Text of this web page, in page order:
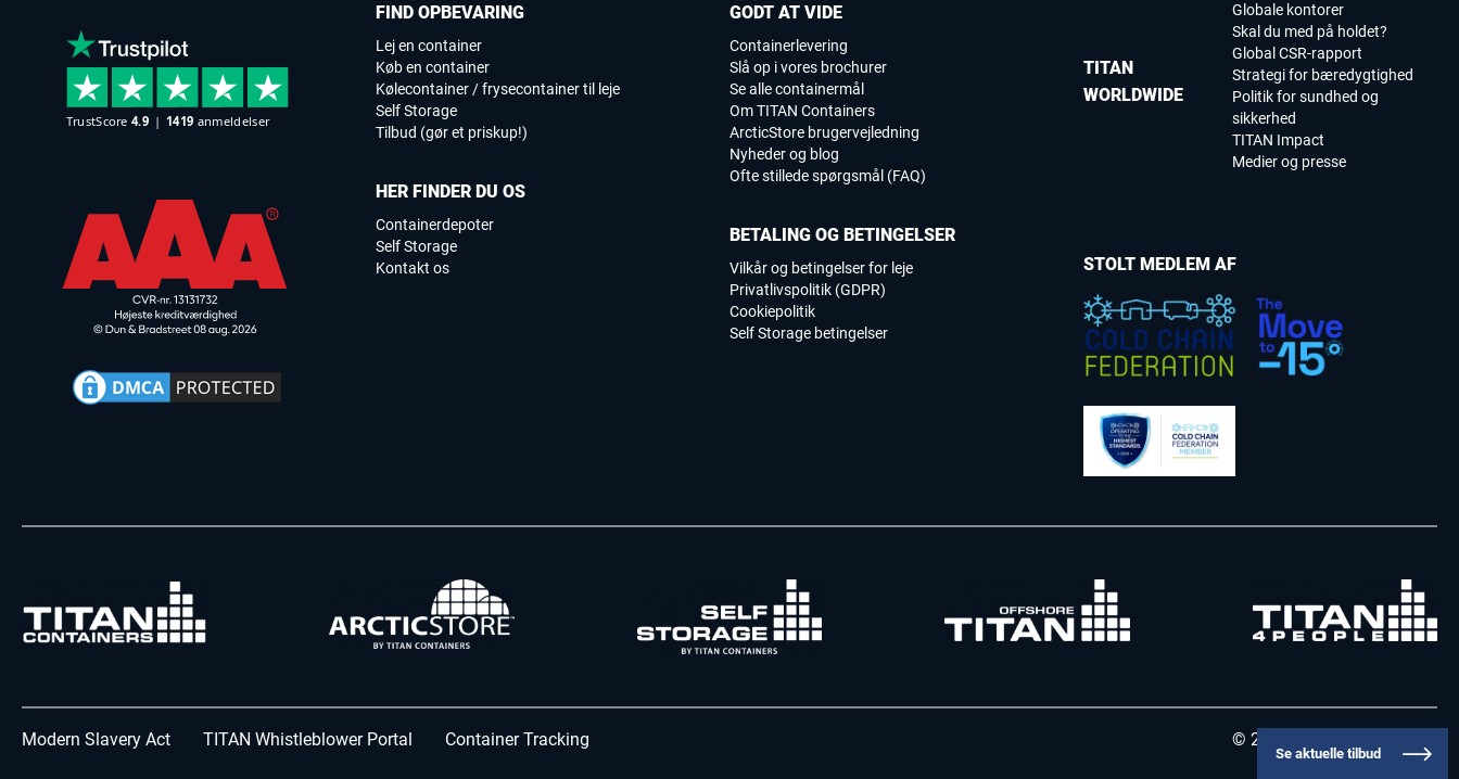
Se aktuelle tilbud
FIND OPBEVARING
Lej en container
Køb en container
Kølecontainer / frysecontainer til leje
Self Storage
Tilbud (gør et priskup!)
HER FINDER DU OS
Containerdepoter
Self Storage
Kontakt os
TITAN
WORLDWIDE
Globale kontorer
Skal du med på holdet?
Global CSR-rapport
Strategi for bæredygtighed
Politik for sundhed og
sikkerhed
TITAN Impact
Medier og presse
GODT AT VIDE
Containerlevering
Slå op i vores brochurer
Se alle containermål
Om TITAN Containers
ArcticStore brugervejledning
Nyheder og blog
Ofte stillede spørgsmål (FAQ)
BETALING OG BETINGELSER
Vilkår og betingelser for leje
Privatlivspolitik (GDPR)
Cookiepolitik
Self Storage betingelser
STOLT MEDLEM AF
Modern Slavery Act TITAN Whistleblower Portal Container Tracking © 2026 - TITAN Containers